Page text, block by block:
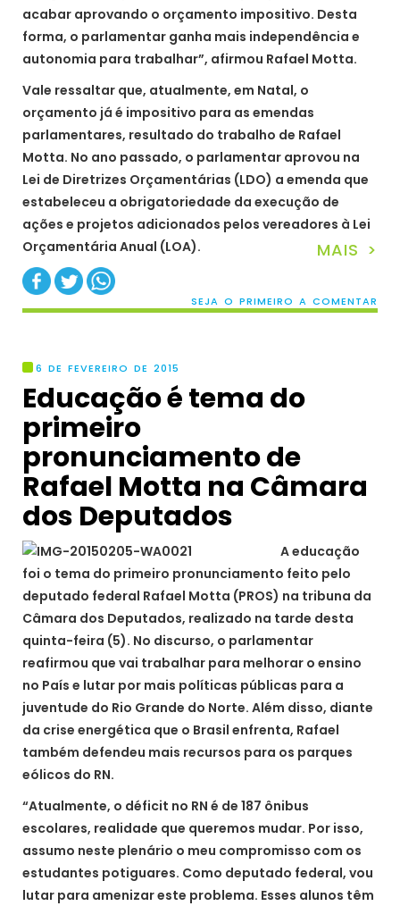
acabar aprovando o orçamento impositivo. Desta
forma, o parlamentar ganha mais independência e
autonomia para trabalhar”, afirmou Rafael Motta.
Vale ressaltar que, atualmente, em Natal, o
orçamento já é impositivo para as emendas
parlamentares, resultado do trabalho de Rafael
Motta. No ano passado, o parlamentar aprovou na
Lei de Diretrizes Orçamentárias (LDO) a emenda que
estabeleceu a obrigatoriedade da execução de
ações e projetos adicionados pelos vereadores à Lei
Orçamentária Anual (LOA).
MAIS >
SEJA O PRIMEIRO A COMENTAR
6 DE FEVEREIRO DE 2015
Educação é tema do
primeiro
pronunciamento de
Rafael Motta na Câmara
dos Deputados
A educação
foi o tema do primeiro pronunciamento feito pelo
deputado federal Rafael Motta (PROS) na tribuna da
Câmara dos Deputados, realizado na tarde desta
quinta-feira (5). No discurso, o parlamentar
reafirmou que vai trabalhar para melhorar o ensino
no País e lutar por mais políticas públicas para a
juventude do Rio Grande do Norte. Além disso, diante
da crise energética que o Brasil enfrenta, Rafael
também defendeu mais recursos para os parques
eólicos do RN.
“Atualmente, o déficit no RN é de 187 ônibus
escolares, realidade que queremos mudar. Por isso,
assumo neste plenário o meu compromisso com os
estudantes potiguares. Como deputado federal, vou
lutar para amenizar este problema. Esses alunos têm